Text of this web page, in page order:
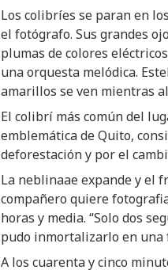
Los colibríes se paran en
el fotógrafo. Sus grandes
plumas de colores
una orquesta melódica.
amarillos se ven mientras
El colibrí más común del
emblemática de Quito,
deforestación y por el
La neblinaae expande y el
compañero quiere
horas y media. “Solo dos
pudo inmortalizarlo en
A los cuarenta y cinco